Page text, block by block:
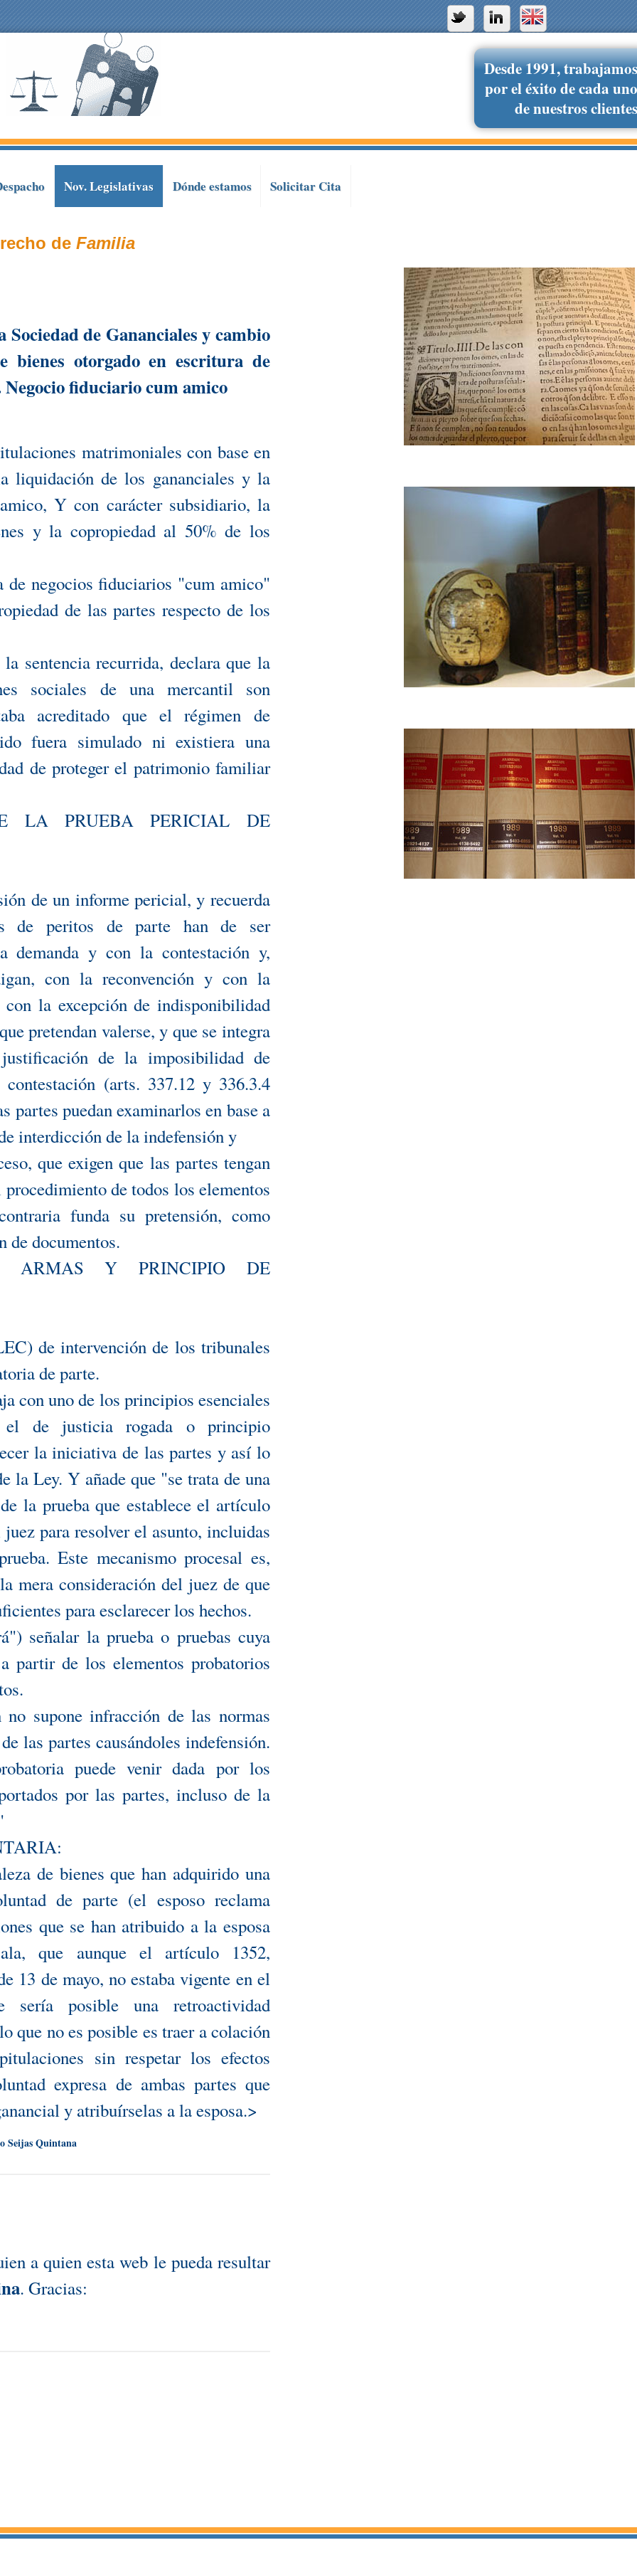
Desde 1991, trabajamos
por el éxito de cada uno
de nuestros clientes
Nov. Legislativas Dónde estamos Solicitar Cita
de Familia
de Gananciales y cambio
bienes otorgado en escritura de
fiduciario cum amico
matrimoniales con base en
liquidación de los gananciales y la
Y con carácter subsidiario, la
y la copropiedad al 50% de los
de negocios fiduciarios "cum amico"
de las partes respecto de los
sentencia recurrida, declara que la
sociales de una mercantil son
acreditado que el régimen de
fuera simulado ni existiera una
de proteger el patrimonio familiar
LA PRUEBA PERICIAL DE
de un informe pericial, y recuerda
de peritos de parte han de ser
demanda y con la contestación y,
con la reconvención y con la
la excepción de indisponibilidad
pretendan valerse, y que se integra
de la imposibilidad de
(arts. 337.12 y 336.3.4
partes puedan examinarlos en base a
interdicción de la indefensión y
que exigen que las partes tengan
de todos los elementos
funda su pretensión, como
de documentos.
Y PRINCIPIO DE
de intervención de los tribunales
de parte.
con uno de los principios esenciales
el de justicia rogada o principio
la iniciativa de las partes y así lo
la Ley. Y añade que "se trata de una
la prueba que establece el artículo
para resolver el asunto, incluidas
Este mecanismo procesal es,
mera consideración del juez de que
para esclarecer los hechos.
señalar la prueba o pruebas cuya
partir de los elementos probatorios
supone infracción de las normas
las partes causándoles indefensión.
puede venir dada por los
por las partes, incluso de la
de bienes que han adquirido una
de parte (el esposo reclama
que se han atribuido a la esposa
que aunque el artículo 1352,
13 de mayo, no estaba vigente en el
posible una retroactividad
que no es posible es traer a colación
sin respetar los efectos
expresa de ambas partes que
y atribuírselas a la esposa.>
Seijas Quintana
a quien esta web le pueda resultar
. Gracias: